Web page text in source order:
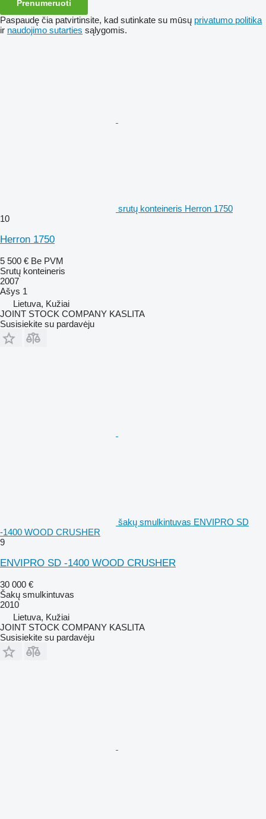
Prenumeruoti
Paspaudę čia patvirtinsite, kad sutinkate su mūsų privatumo politika
ir naudojimo sutarties sąlygomis.
srutų konteineris Herron 1750
10
Herron 1750
5 500 € Be PVM
Srutų konteineris
2007
Ašys 1
Lietuva, Kužiai
JOINT STOCK COMPANY KASLITA
Susisiekite su pardavėju
šakų smulkintuvas ENVIPRO SD
-1400 WOOD CRUSHER
9
ENVIPRO SD -1400 WOOD CRUSHER
30 000 €
Šakų smulkintuvas
2010
Lietuva, Kužiai
JOINT STOCK COMPANY KASLITA
Susisiekite su pardavėju